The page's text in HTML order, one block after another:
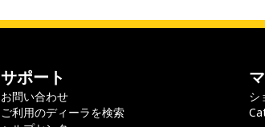
サポート
お問い合わせ
ご利用のディーラを検索
シ